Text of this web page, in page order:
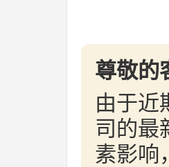
尊敬的
由于近
司的最
素影响